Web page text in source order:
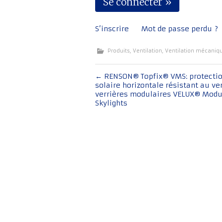
S’inscrire Mot de passe perdu ?
Produits, Ventilation, Ventilation
Navigation
de
l'article
← RENSON® Topfix® VMS:
solaire horizontale résistant au
verrières modulaires VELUX®
Skylights